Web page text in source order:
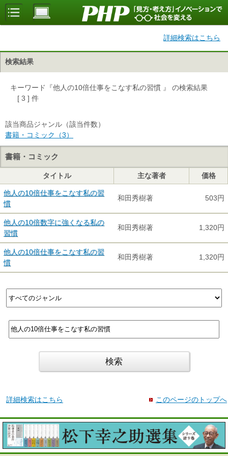
詳細検索はこちら
検索結果
キーワード『他人の10倍仕事をこなす私の習慣 』 の検索結果
[ 3 ] 件
該当商品ジャンル（該当件数）
書籍・コミック（3）
書籍・コミック
タイトル 主な著者 価格
他人の10倍仕事をこなす私の習
慣
和田秀樹著 503円
他人の10倍数字に強くなる私の
習慣
和田秀樹著 1,320円
他人の10倍仕事をこなす私の習
慣
和田秀樹著 1,320円
詳細検索はこちら このページのトップへ